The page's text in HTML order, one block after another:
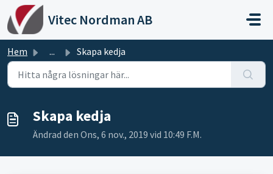
Hoppa över till huvudinnehåll
Vitec Nordman AB
Hem ... Skapa kedja
Skapa kedja
Ändrad den Ons, 6 nov., 2019 vid 10:49 F.M.